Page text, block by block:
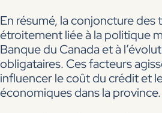
En résumé, la conjoncture des
étroitement liée à la politique
Banque du Canada et à
obligataires. Ces facteurs
influencer le coût du crédit et
économiques dans la province.